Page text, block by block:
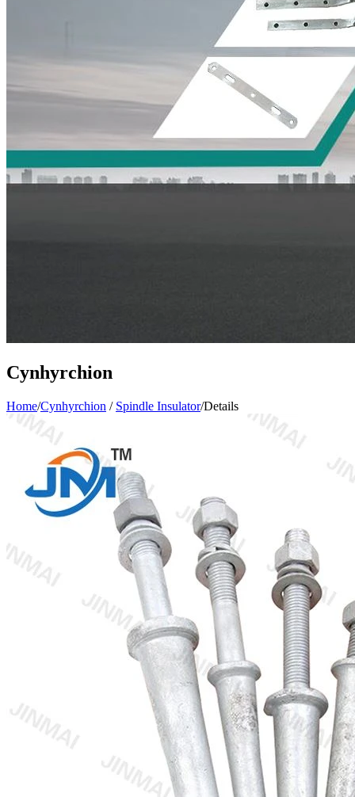
Cynhyrchion
Home/Cynhyrchion / Spindle Insulator/Details